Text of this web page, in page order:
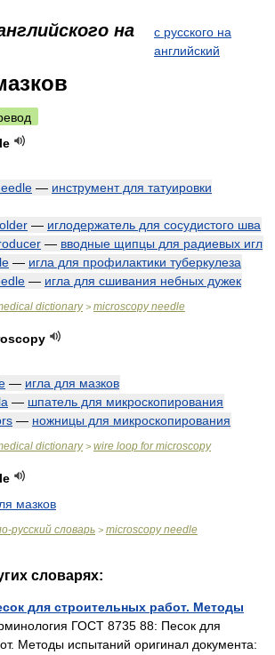
на
с русского на
английский
— инструмент для татуировки
— иглодержатель для сосудистого шва
— вводные щипцы для радиевых игл
— игла для профилактики туберкулеза
— игла для сшивания небных дужек
dictionary> microscopy needle
— игла для мазков
— шпатель для микроскопирования
— ножницы для микроскопирования
dictionary> wire loop for microscopy
мазков
русский словарь > microscopy needle
словарях:
для строительных работ. Методы
ГОСТ 8735 88: Песок для
Методы испытаний оригинал документа: